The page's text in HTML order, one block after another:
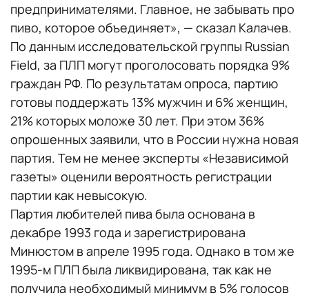
предпринимателями. Главное, не забывать про
пиво, которое объединяет», — сказал Калачев.
По данным исследовательской группы Russian
Field, за ПЛП могут проголосовать порядка 9%
граждан РФ. По результатам опроса, партию
готовы поддержать 13% мужчин и 6% женщин,
21% которых моложе 30 лет. При этом 36%
опрошенных заявили, что в России нужна новая
партия. Тем не менее эксперты «Независимой
газеты» оценили вероятность регистрации
партии как невысокую.
Партия любителей пива была основана в
декабре 1993 года и зарегистрирована
Минюстом в апреле 1995 года. Однако в том же
1995-м ПЛП была ликвидирована, так как не
получила необходимый минимум в 5% голосов